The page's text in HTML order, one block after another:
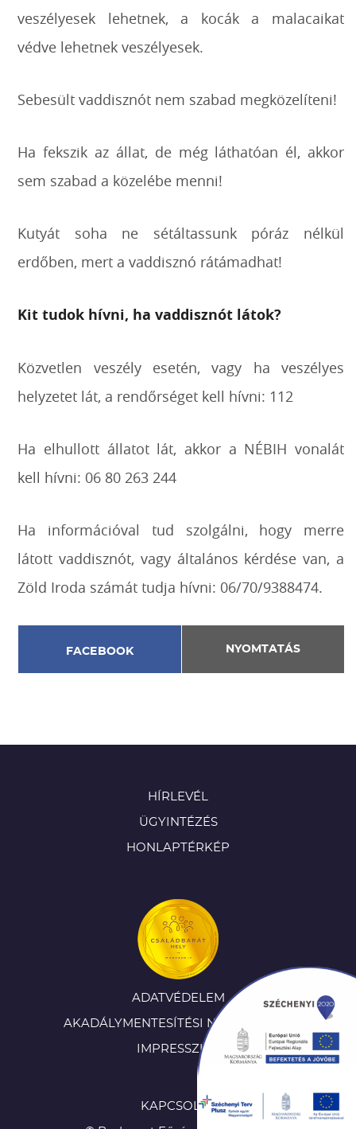
veszélyesek lehetnek, a kocák a malacaikat
védve lehetnek veszélyesek.
Sebesült vaddisznót nem szabad megközelíteni!
Ha fekszik az állat, de még láthatóan él, akkor
sem szabad a közelébe menni!
Kutyát soha ne sétáltassunk póráz nélkül
erdőben, mert a vaddisznó rátámadhat!
Kit tudok hívni, ha vaddisznót látok?
Közvetlen veszély esetén, vagy ha veszélyes
helyzetet lát, a rendőrséget kell hívni: 112
Ha elhullott állatot lát, akkor a NÉBIH vonalát
kell hívni: 06 80 263 244
Ha információval tud szolgálni, hogy merre
látott vaddisznót, vagy általános kérdése van, a
Zöld Iroda számát tudja hívni: 06/70/9388474.
FACEBOOK NYOMTATÁS
HÍRLEVÉL
ÜGYINTÉZÉS
HONLAPTÉRKÉP
ADATVÉDELEM
AKADÁLYMENTESÍTÉSI NYILATKOZAT
IMPRESSZUM
KAPCSOLAT